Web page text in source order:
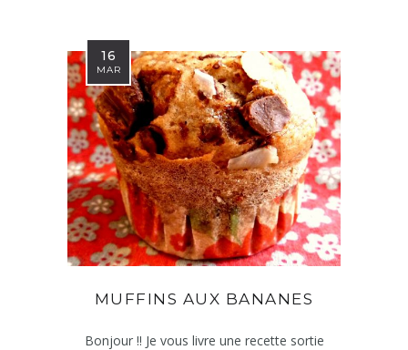
16
MAR
MUFFINS AUX BANANES
Bonjour !! Je vous livre une recette sortie